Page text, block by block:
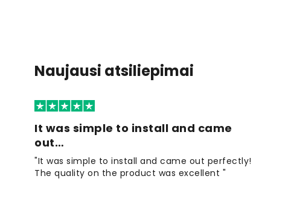
Naujausi atsiliepimai
It was simple to install and came
out…
"It was simple to install and came out perfectly!
The quality on the product was excellent "